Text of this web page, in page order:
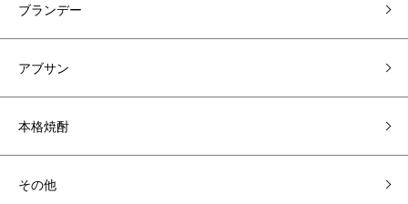
ブランデー
アブサン
本格焼酎
その他